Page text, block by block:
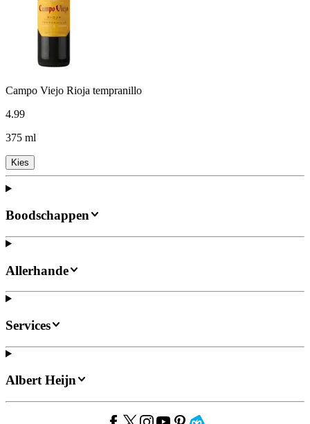
Campo Viejo Rioja tempranillo
4.99
375 ml
Kies
Boodschappen
Allerhande
Services
Albert Heijn